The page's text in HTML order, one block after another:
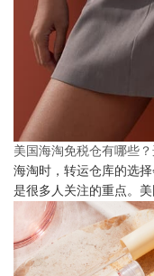
美国海淘免税仓有哪些
海淘时，转运仓库的选
是很多人关注的重点。美